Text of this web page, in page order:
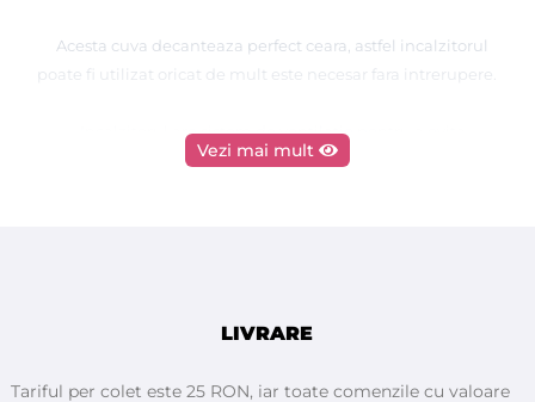
Acesta cuva decanteaza perfect ceara, astfel incalzitorul
poate fi utilizat oricat de mult este necesar fara intrerupere.
Incalzitorul are sistem de ventilatie pentru a evita
supraîncălzirea aparatului.
250ml.
Vezi mai mult
LIVRARE
Tariful per colet este 25 RON, iar toate comenzile cu valoare